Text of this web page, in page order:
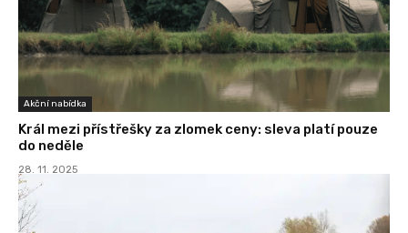
Akční nabídka
Král mezi přístřešky za zlomek ceny: sleva platí pouze
do neděle
28. 11. 2025